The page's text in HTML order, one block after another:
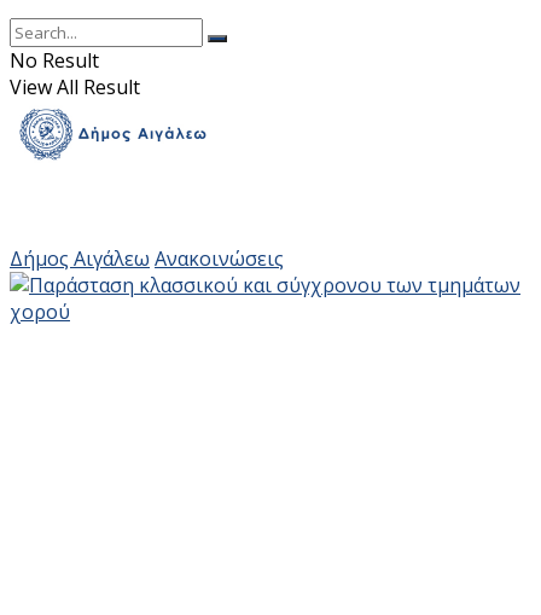
No Result
View All Result
Δήμος Αιγάλεω Ανακοινώσεις